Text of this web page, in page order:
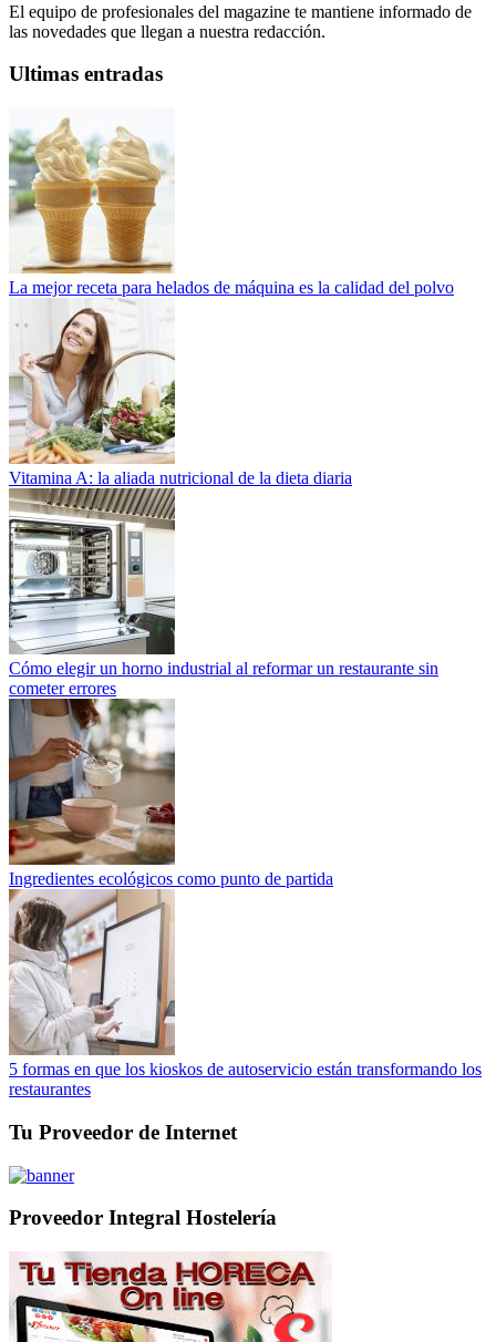
El equipo de profesionales del magazine te mantiene informado de
las novedades que llegan a nuestra redacción.
Ultimas entradas
La mejor receta para helados de máquina es la calidad del polvo
Vitamina A: la aliada nutricional de la dieta diaria
Cómo elegir un horno industrial al reformar un restaurante sin
cometer errores
Ingredientes ecológicos como punto de partida
5 formas en que los kioskos de autoservicio están transformando los
restaurantes
Tu Proveedor de Internet
Proveedor Integral Hostelería